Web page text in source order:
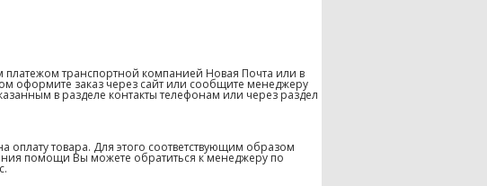
транспортной компанией Новая Почта или в
оформите заказ через сайт или сообщите менеджеру
в разделе контакты телефонам или через раздел
оплату товара. Для этого соответствующим образом
помощи Вы можете обратиться к менеджеру по